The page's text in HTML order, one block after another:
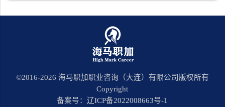
©2016-2026 海马职加职业咨询（大连）有限公司版权所有
Copyright
备案号：辽ICP备2022008663号-1